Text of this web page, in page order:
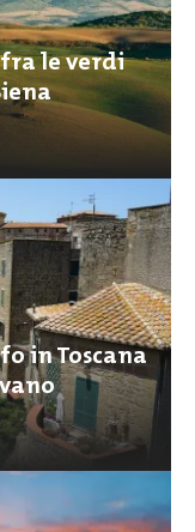
le verdi
in Toscana